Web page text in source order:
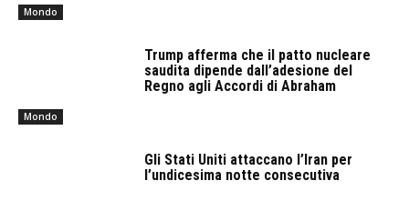
Mondo
Mondo
Trump afferma che il patto nucleare
saudita dipende dall’adesione del
Regno agli Accordi di Abraham
Gli Stati Uniti attaccano l’Iran per
l’undicesima notte consecutiva